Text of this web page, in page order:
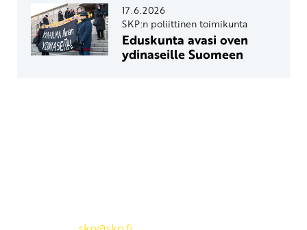
17.6.2026
SKP:n poliittinen toimikunta
Eduskunta avasi oven
ydinaseille Suomeen